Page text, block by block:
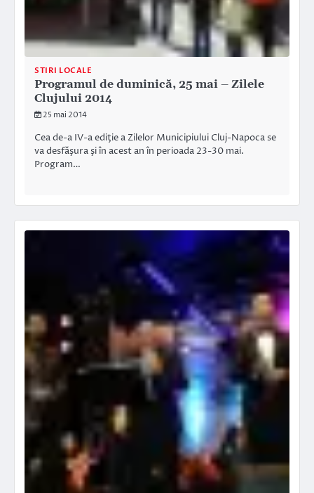
STIRI LOCALE
Programul de duminică, 25 mai – Zilele
Clujului 2014
25 mai 2014
Cea de-a IV-a ediţie a Zilelor Municipiului Cluj-Napoca se
va desfăşura şi în acest an în perioada 23-30 mai.
Program…